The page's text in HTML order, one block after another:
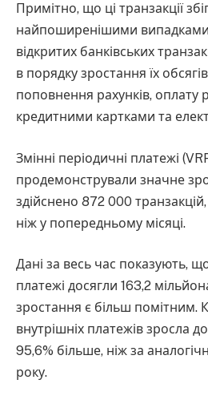
Примітно, що ці транзакції
найпоширенішими
відкритих банківських
в порядку зростання їх
поповнення рахунків, оплату
кредитними картками та
Змінні періодичні платежі
продемонстрували значне
здійснено 872 000
ніж у попередньому місяці.
Дані за весь час показують,
платежі досягли 163,2
зростання є більш помітним.
внутрішніх платежів зросла
95,6% більше, ніж за
року.